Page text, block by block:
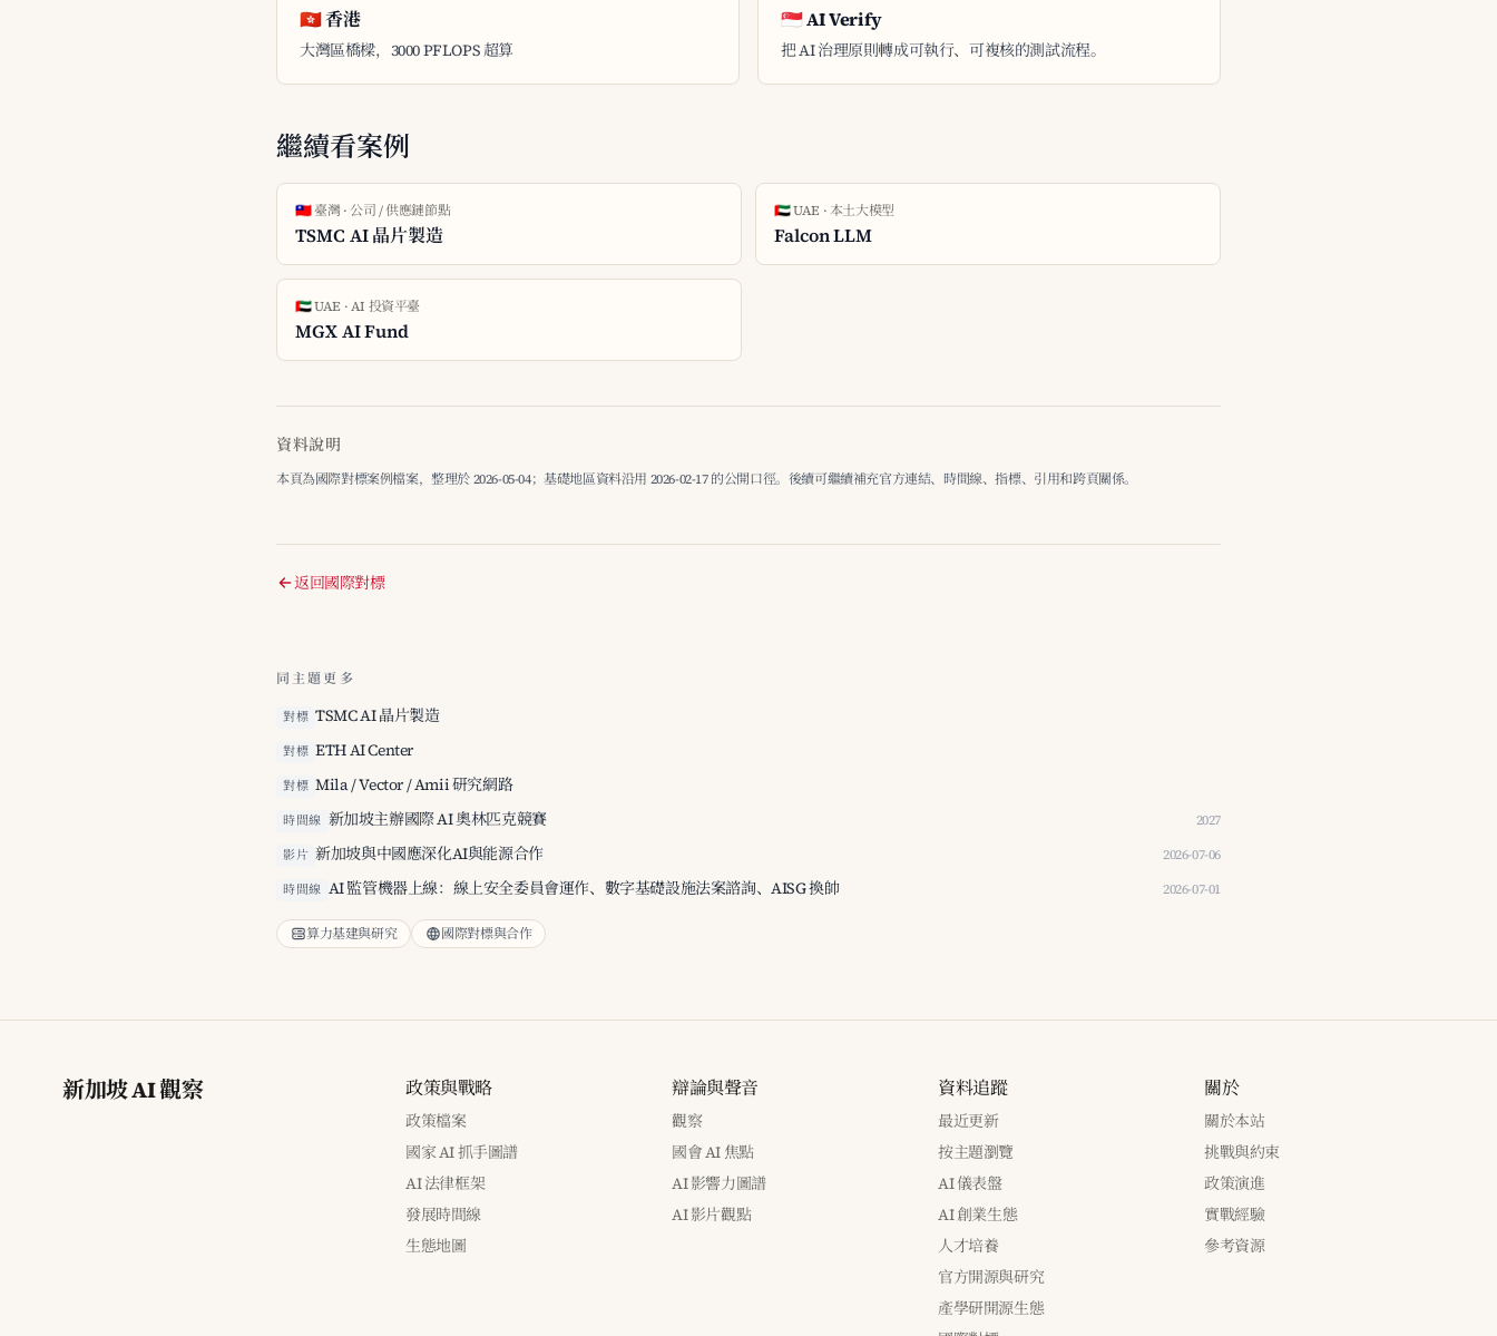
🇭🇰 香港
大灣區橋樑，3000 PFLOPS 超算
🇸🇬 AI Verify
把 AI 治理原則轉成可執行、可複核的測試流程。
繼續看案例
🇹🇼 臺灣 · 公司 / 供應鏈節點
TSMC AI 晶片製造
🇦🇪 UAE · 本土大模型
Falcon LLM
🇦🇪 UAE · AI 投資平臺
MGX AI Fund
資料說明
本頁為國際對標案例檔案，整理於 2026-05-04；基礎地區資料沿用 2026-02-17 的公開口徑。後續可繼續補充官方連結、時間線、指標、引用和跨頁關係。
返回國際對標
同主題更多
對標 TSMC AI 晶片製造
對標 ETH AI Center
對標 Mila / Vector / Amii 研究網路
時間線 新加坡主辦國際 AI 奧林匹克競賽 2027
影片 新加坡與中國應深化AI與能源合作 2026-07-06
時間線 AI 監管機器上線：線上安全委員會運作、數字基礎設施法案諮詢、AISG 換帥 2026-07-01
算力基建與研究 國際對標與合作
新加坡 AI 觀察 政策與戰略
政策檔案
國家 AI 抓手圖譜
AI 法律框架
發展時間線
生態地圖
辯論與聲音
觀察
國會 AI 焦點
AI 影響力圖譜
AI 影片觀點
資料追蹤
最近更新
按主題瀏覽
AI 儀表盤
AI 創業生態
人才培養
官方開源與研究
產學研開源生態
關於
關於本站
挑戰與約束
政策演進
實戰經驗
參考資源